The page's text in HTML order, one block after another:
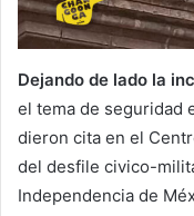
Dejando de lado la
el tema de seguridad
dieron cita en el
del desfile civico-
Independencia de